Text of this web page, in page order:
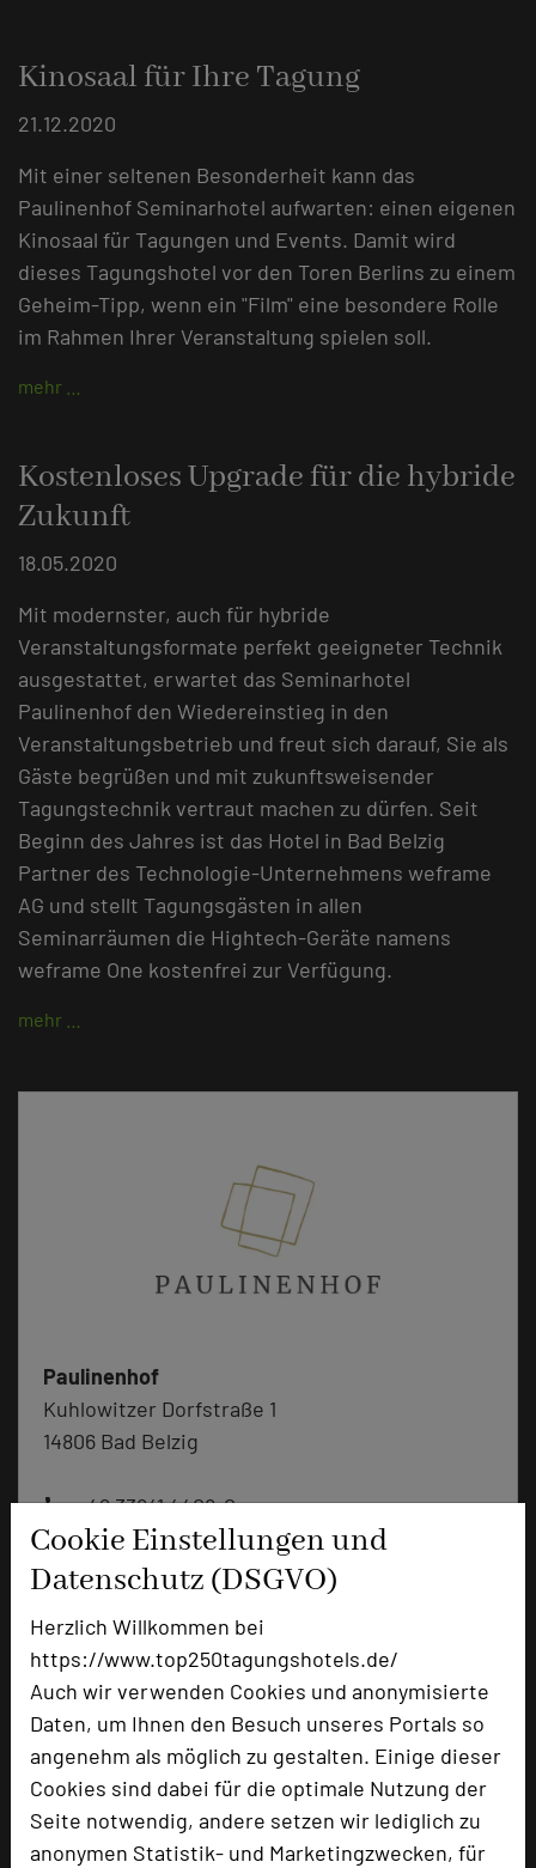
Cookie Einstellungen und
Datenschutz (DSGVO)
Herzlich Willkommen bei
https://www.top250tagungshotels.de/
Auch wir verwenden Cookies und anonymisierte
Daten, um Ihnen den Besuch unseres Portals so
angenehm als möglich zu gestalten. Einige dieser
Cookies sind dabei für die optimale Nutzung der
Seite notwendig, andere setzen wir lediglich zu
anonymen Statistik- und Marketingzwecken, für
Kinosaal für Ihre Tagung
21.12.2020
Mit einer seltenen Besonderheit kann das
Paulinenhof Seminarhotel aufwarten: einen eigenen
Kinosaal für Tagungen und Events. Damit wird
dieses Tagungshotel vor den Toren Berlins zu einem
Geheim-Tipp, wenn ein "Film" eine besondere Rolle
im Rahmen Ihrer Veranstaltung spielen soll.
mehr …
Kostenloses Upgrade für die hybride
Zukunft
18.05.2020
Mit modernster, auch für hybride
Veranstaltungsformate perfekt geeigneter Technik
ausgestattet, erwartet das Seminarhotel
Paulinenhof den Wiedereinstieg in den
Veranstaltungsbetrieb und freut sich darauf, Sie als
Gäste begrüßen und mit zukunftsweisender
Tagungstechnik vertraut machen zu dürfen. Seit
Beginn des Jahres ist das Hotel in Bad Belzig
Partner des Technologie-Unternehmens weframe
AG und stellt Tagungsgästen in allen
Seminarräumen die Hightech-Geräte namens
weframe One kostenfrei zur Verfügung.
mehr …
Paulinenhof
Kuhlowitzer Dorfstraße 1
14806 Bad Belzig
phone +49 33841 4408-0
mail Email
language Homepage
zur Tagungsanfrage hinzufügen
Bewertung
Tagungsplaner